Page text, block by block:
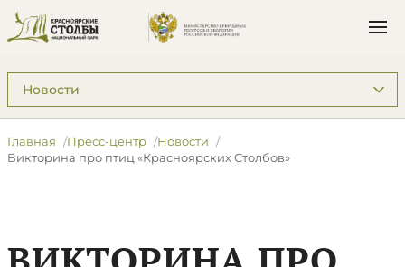
Подразделы: Пресс-центр
Главная Пресс-центр
Новости
Викторина про птиц «Красноярских Столбов»